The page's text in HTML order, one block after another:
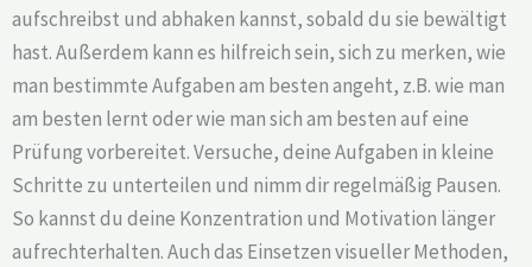
aufschreibst und abhaken kannst, sobald du sie bewältigt
hast. Außerdem kann es hilfreich sein, sich zu merken, wie
man bestimmte Aufgaben am besten angeht, z.B. wie man
am besten lernt oder wie man sich am besten auf eine
Prüfung vorbereitet. Versuche, deine Aufgaben in kleine
Schritte zu unterteilen und nimm dir regelmäßig Pausen.
So kannst du deine Konzentration und Motivation länger
aufrechterhalten. Auch das Einsetzen visueller Methoden,